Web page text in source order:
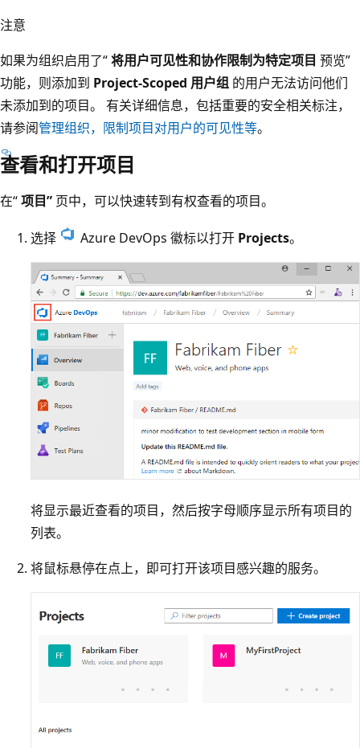
注意
如果为组织启用了“将用户可见性和协作限制为特定项目 预览”
功能，则添加到 Project-Scoped 用户组 的用户无法访问他们
未添加到的项目。 有关详细信息，包括重要的安全相关标注，
请参阅管理组织，限制项目对用户的可见性等。
查看和打开项目
在“项目” 页中，可以快速转到有权查看的项目。
选择 Azure DevOps 徽标以打开 Projects。
将显示最近查看的项目，然后按字母顺序显示所有项目的
列表。
将鼠标悬停在点上，即可打开该项目感兴趣的服务。